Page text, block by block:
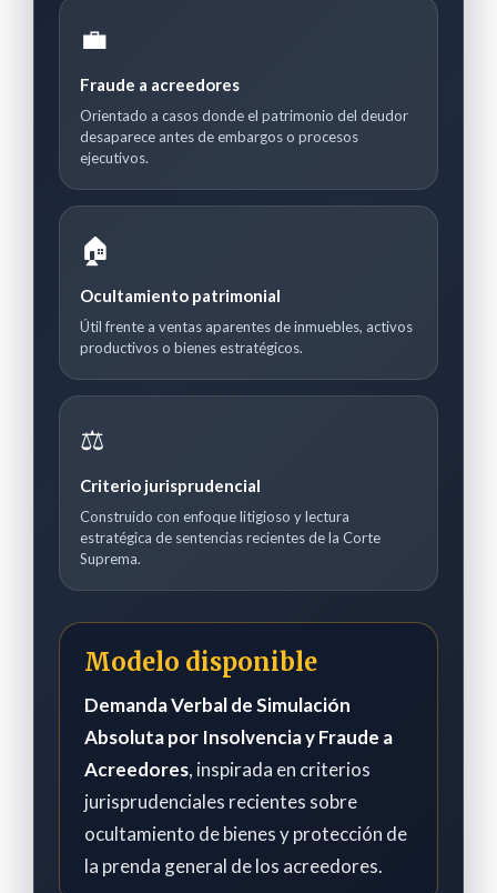
💼
Fraude a acreedores
Orientado a casos donde el patrimonio del deudor
desaparece antes de embargos o procesos
ejecutivos.
🏠
Ocultamiento patrimonial
Útil frente a ventas aparentes de inmuebles, activos
productivos o bienes estratégicos.
⚖️
Criterio jurisprudencial
Construido con enfoque litigioso y lectura
estratégica de sentencias recientes de la Corte
Suprema.
Modelo disponible
Demanda Verbal de Simulación
Absoluta por Insolvencia y Fraude a
Acreedores, inspirada en criterios
jurisprudenciales recientes sobre
ocultamiento de bienes y protección de
la prenda general de los acreedores.